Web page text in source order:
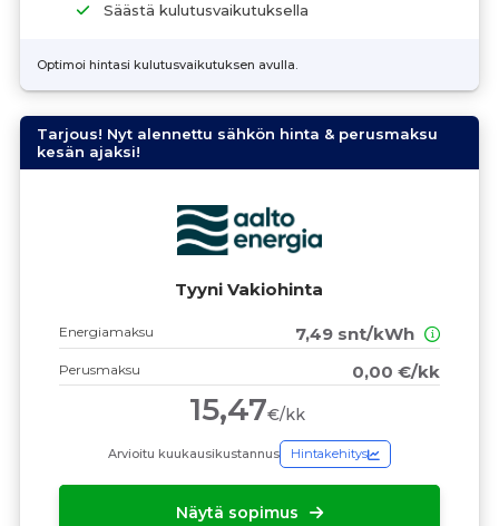
Säästä kulutusvaikutuksella
Optimoi hintasi kulutusvaikutuksen avulla.
Tarjous! Nyt alennettu sähkön hinta & perusmaksu
kesän ajaksi!
Tyyni Vakiohinta
Energiamaksu 7,49 snt/kWh
Perusmaksu 0,00 €/kk
15,47€/kk
Arvioitu kuukausikustannus Hintakehitys
Näytä sopimus